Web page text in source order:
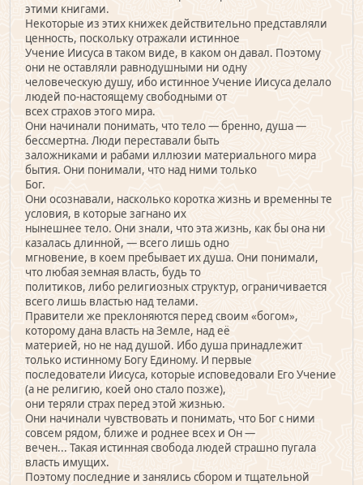
этими книгами.
Некоторые из этих книжек действительно представляли
ценность, поскольку отражали истинное
Учение Иисуса в таком виде, в каком он давал. Поэтому
они не оставляли равнодушными ни одну
человеческую душу, ибо истинное Учение Иисуса делало
людей по-настоящему свободными от
всех страхов этого мира.
Они начинали понимать, что тело — бренно, душа —
бессмертна. Люди переставали быть
заложниками и рабами иллюзии материального мира
бытия. Они понимали, что над ними только
Бог.
Они осознавали, насколько коротка жизнь и временны те
условия, в которые загнано их
нынешнее тело. Они знали, что эта жизнь, как бы она ни
казалась длинной, — всего лишь одно
мгновение, в коем пребывает их душа. Они понимали,
что любая земная власть, будь то
политиков, либо религиозных структур, ограничивается
всего лишь властью над телами.
Правители же преклоняются перед своим «богом»,
которому дана власть на Земле, над её
материей, но не над душой. Ибо душа принадлежит
только истинному Богу Единому. И первые
последователи Иисуса, которые исповедовали Его Учение
(а не религию, коей оно стало позже),
они теряли страх перед этой жизнью.
Они начинали чувствовать и понимать, что Бог с ними
совсем рядом, ближе и роднее всех и Он —
вечен... Такая истинная свобода людей страшно пугала
власть имущих.
Поэтому последние и занялись сбором и тщательной